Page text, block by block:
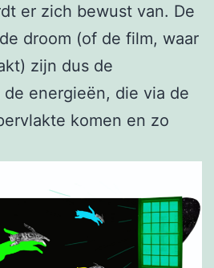
er zich bewust van. De
droom (of de film, waar
zijn dus de
energieën, die via de
komen en zo